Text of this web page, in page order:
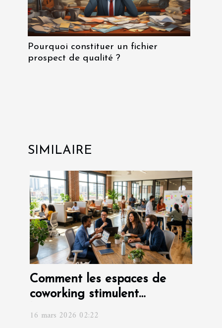
Pourquoi constituer un fichier
prospect de qualité ?
SIMILAIRE
Comment les espaces de
coworking stimulent
16 mars 2026 02:22